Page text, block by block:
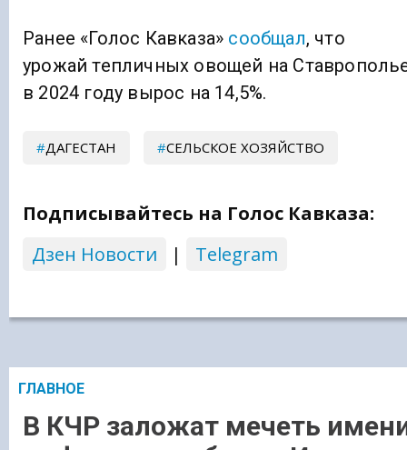
Ранее «Голос Кавказа» сообщал, что
урожай тепличных овощей на
в 2024 году вырос на 14,5%.
ДАГЕСТАН СЕЛЬСКОЕ ХОЗЯЙСТВО
Подписывайтесь на Голос Кавказа:
Дзен Новости
| Telegram
ГЛАВНОЕ
В КЧР заложат мечеть